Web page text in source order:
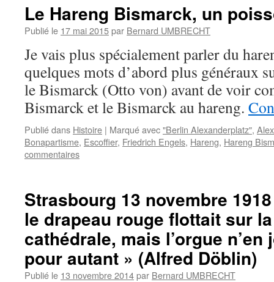
Le Hareng Bismarck, un
Publié le 17 mai 2015par Bernard UMBRECHT
Je vais plus spécialement parler du
quelques mots d’abord plus généraux
le Bismarck (Otto von) avant de voir
Bismarck et le Bismarck au hareng.
Publié dans Histoire | Marqué avec"Berlin Alexanderplatz",
Bonapartisme, Escoffier, Friedrich Engels, Hareng, Hareng
commentaires
Strasbourg 13 novembre
le drapeau rouge flottait sur
cathédrale, mais l’orgue
pour autant » (Alfred Döblin)
Publié le 13 novembre 2014par Bernard UMBRECHT